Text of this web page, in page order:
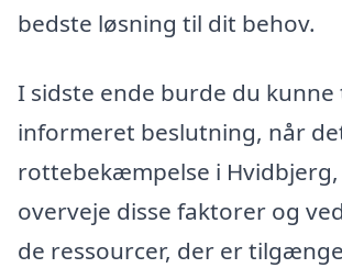
bedste løsning til dit behov.
I sidste ende burde du
informeret beslutning, når
rottebekæmpelse i
overveje disse faktorer og
de ressourcer, der er